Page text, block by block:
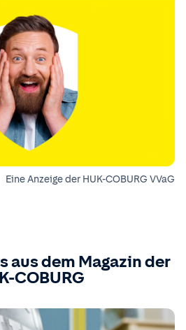
Eine Anzeige der HUK-COBURG VVaG
aus dem Magazin der
COBURG